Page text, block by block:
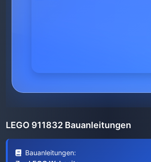
LEGO 911832 Bauanleitungen
Bauanleitungen: